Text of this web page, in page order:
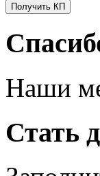
Получить КП
Наши
Стать